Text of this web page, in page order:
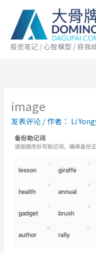
投资笔记 / 心智模型 / 自我
image
发表评论/ 作者： Li